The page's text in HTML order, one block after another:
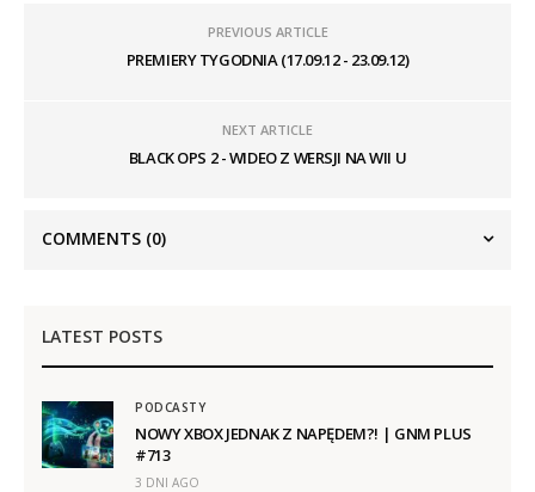
PREVIOUS ARTICLE
PREMIERY TYGODNIA (17.09.12 - 23.09.12)
NEXT ARTICLE
BLACK OPS 2 - WIDEO Z WERSJI NA WII U
COMMENTS (0)
LATEST POSTS
PODCASTY
NOWY XBOX JEDNAK Z NAPĘDEM?! | GNM PLUS
#713
3 DNI AGO